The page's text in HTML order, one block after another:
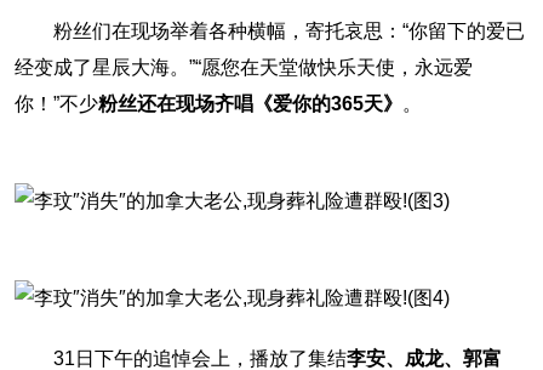
粉丝们在现场举着各种横幅，寄托哀思：“你留下的爱已
经变成了星辰大海。”“愿您在天堂做快乐天使，永远爱
你！”不少粉丝还在现场齐唱《爱你的365天》 。
31日下午的追悼会上，播放了集结李安、成龙、郭富